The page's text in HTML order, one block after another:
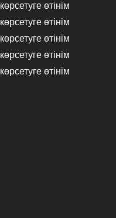
өтінім
өтінім
өтінім
өтінім
өтінім